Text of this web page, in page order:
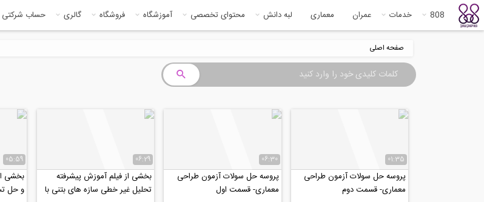
808 خدمات عمران معماری لبه دانش محتوای تخصصی آموزشگاه فروشگاه گالری حساب شرکتی
صفحه اصلی
01:35
پروسه حل سولات آزمون طراحی
معماری- قسمت دوم
06:30
پروسه حل سولات آزمون طراحی
معماری- قسمت اول
06:29
بخشی از فیلم آموزش پیشرفته
تحلیل غیر خطی سازه های بتنی با
05:59
بخشی
و حل